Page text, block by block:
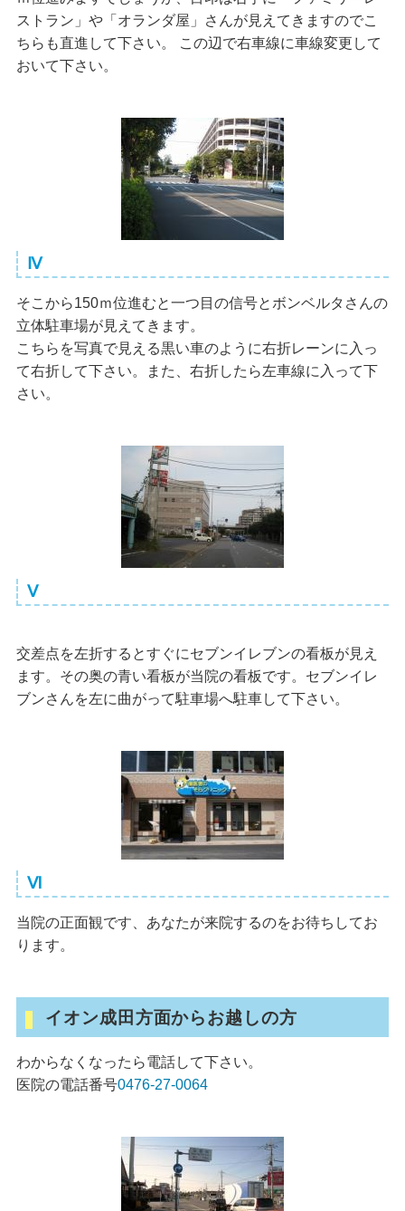
ストラン」や「オランダ屋」さんが見えてきますのでこ
ちらも直進して下さい。 この辺で右車線に車線変更して
おいて下さい。
Ⅳ
そこから150ｍ位進むと一つ目の信号とボンベルタさんの
立体駐車場が見えてきます。
こちらを写真で見える黒い車のように右折レーンに入っ
て右折して下さい。また、右折したら左車線に入って下
さい。
Ⅴ
交差点を左折するとすぐにセブンイレブンの看板が見え
ます。その奥の青い看板が当院の看板です。セブンイレ
ブンさんを左に曲がって駐車場へ駐車して下さい。
Ⅵ
当院の正面観です、あなたが来院するのをお待ちしてお
ります。
イオン成田方面からお越しの方
わからなくなったら電話して下さい。
医院の電話番号0476-27-0064